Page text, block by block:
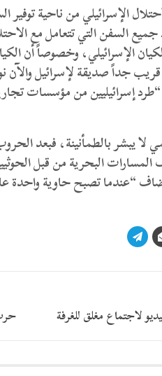
الإسرائيلي من ناحية
السفن التي تتعامل مع
الإسرائيلي، وخصوصاً أن
جداً صديقة لإسرائيل والآن
إسرائيليين من مؤسسات
لا يبشر بالطمأنينة، فبعد
المسارات البحرية من قبل
“عندما تصبح حاوية واحدة
لاجتماع مغلق للغرفة